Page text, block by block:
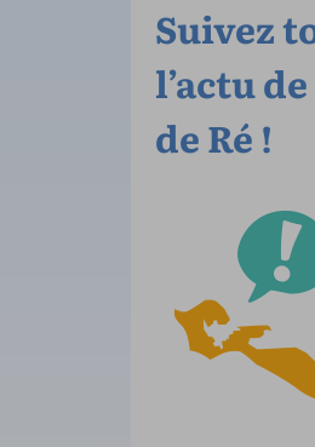
Suivez
l’actu
de Ré !